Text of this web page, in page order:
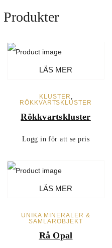
Produkter
LÄS MER
KLUSTER ,
RÖKKVARTSKLUSTER
Rökkvartskluster
Logg in för att se pris
LÄS MER
UNIKA MINERALER &
SAMLAROBJEKT
Rå Opal